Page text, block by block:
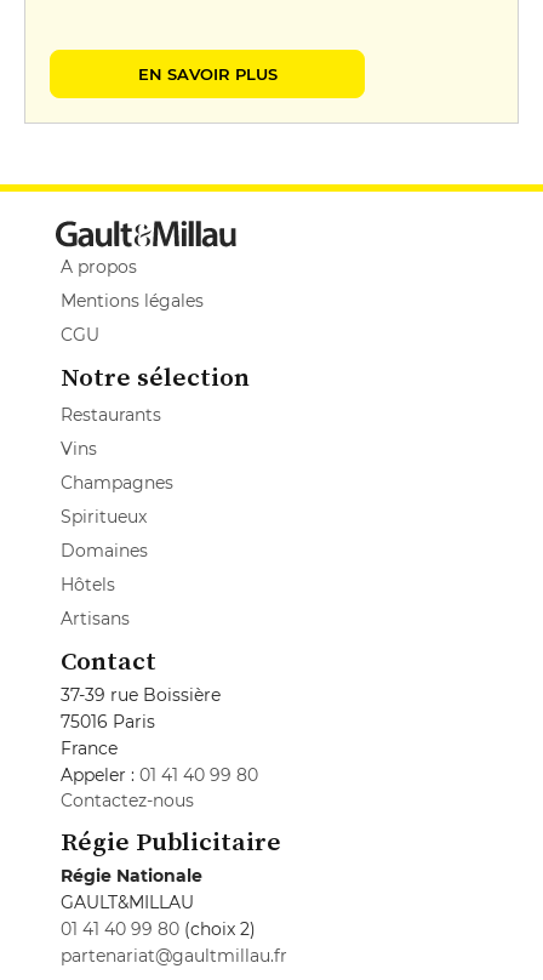
EN SAVOIR PLUS
A propos
Mentions légales
CGU
Notre sélection
Restaurants
Vins
Champagnes
Spiritueux
Domaines
Hôtels
Artisans
Contact
37-39 rue Boissière
75016 Paris
France
Appeler : 01 41 40 99 80
Contactez-nous
Régie Publicitaire
Régie Nationale
GAULT&MILLAU
01 41 40 99 80 (choix 2)
partenariat@gaultmillau.fr